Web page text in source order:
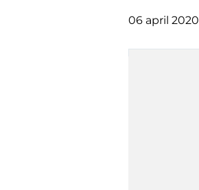
06 april 2020